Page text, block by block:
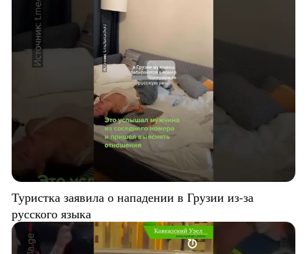
Туристка заявила о нападении в Грузии из-за
русского языка